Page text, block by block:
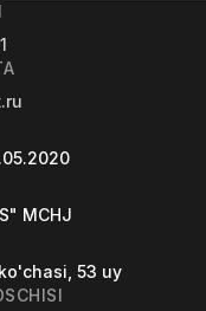
MCHJ
53 uy